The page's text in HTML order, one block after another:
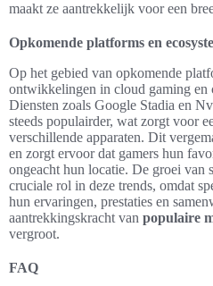
maakt ze aantrekkelijk voor een
Opkomende platforms en
Op het gebied van opkomende
ontwikkelingen in cloud gaming en
Diensten zoals Google Stadia en
steeds populairder, wat zorgt voor
verschillende apparaten. Dit
en zorgt ervoor dat gamers hun
ongeacht hun locatie. De groei van
cruciale rol in deze trends, omdat
hun ervaringen, prestaties en
aantrekkingskracht van populaire
vergroot.
FAQ